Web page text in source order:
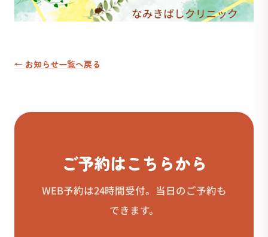
← お知らせ一覧へ戻る
ご予約はこちらから
WEB予約は24時間受付。当日のご予約も
できます。